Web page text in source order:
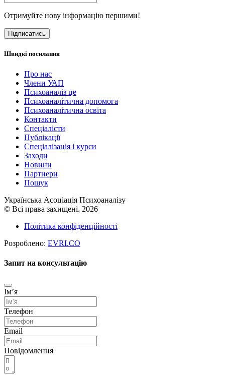
Отримуйте нову інформацію першими!
Підписатись
Швидкі посилання
Про нас
Члени УАП
Психоаналіз це
Психоаналітична допомога
Психоаналітична освіта
Контакти
Спеціалісти
Публікації
Cпеціалізація і курси
Заходи
Новини
Партнери
Пошук
Українська Асоціація Психоаналізу
© Всі права захищені. 2026
Політика конфіденційності
Розроблено: EVRI.CO
Запит на консультацію
Імʼя
Телефон
Email
Повідомлення